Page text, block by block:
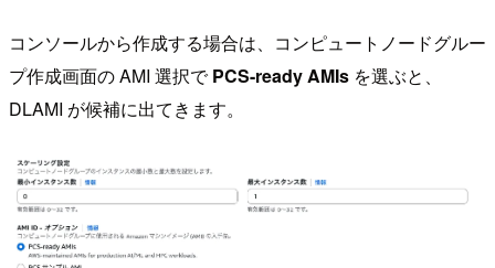
コンソールから作成する場合は、コンピュートノードグルー
プ作成画面の AMI 選択でPCS-ready AMIs を選ぶと、
DLAMI が候補に出てきます。